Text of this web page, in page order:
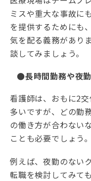
ミスや重大な事故に
を提供するためにも
気を配る義務があり
談してみましょう。
●長時間勤務や夜
看護師は、おもに2
多いですが、どの勤
の働き方が合わない
ことも必要でしょう。
例えば、夜勤のない
転職を検討してみて